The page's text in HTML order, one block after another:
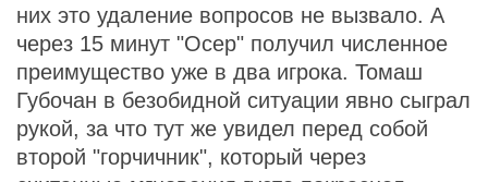
них это удаление вопросов не вызвало. А
через 15 минут "Осер" получил численное
преимущество уже в два игрока. Томаш
Губочан в безобидной ситуации явно сыграл
рукой, за что тут же увидел перед собой
второй "горчичник", который через